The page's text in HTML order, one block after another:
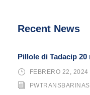
Recent News
Pillole di Tadacip
FEBRERO 22, 2024